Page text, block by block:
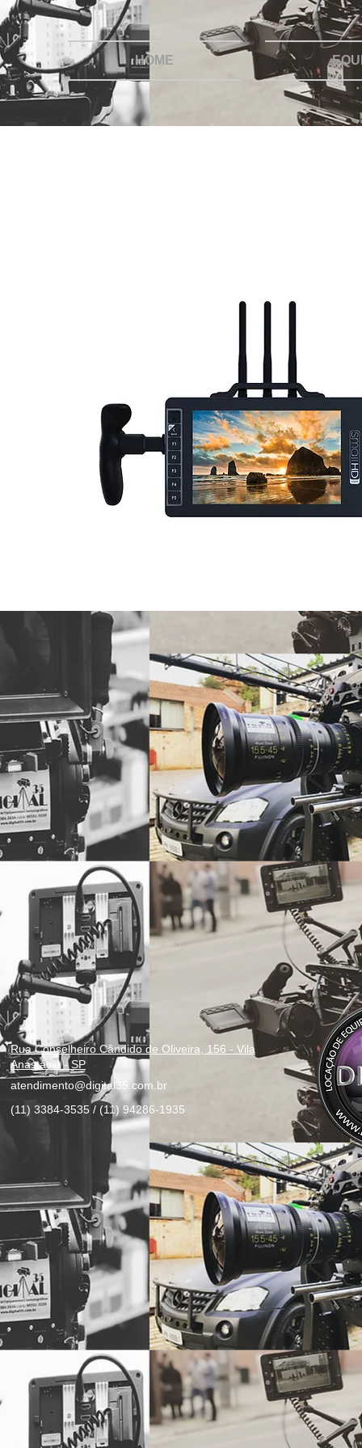
HOME
Rua Conselheiro Cândido de Oliveira, 156 - Vila
Anastácio - SP
atendimento@digital35.com.br
(11) 3384-3535 / (11) 94286-1935